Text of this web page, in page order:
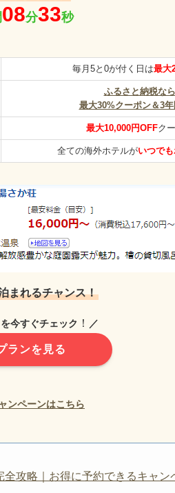
了まで残り／
最大30%クーポン＆3年
最大10,000円OFF
全ての海外ホテルが